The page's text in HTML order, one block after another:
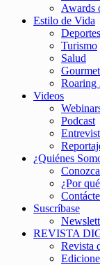
Awards
Estilo de Vida
Deportes
Turismo
Salud
Gourmet
Roaring
Videos
Podcast
¿Quiénes
¿Por
Suscríbase
REVISTA
Revista